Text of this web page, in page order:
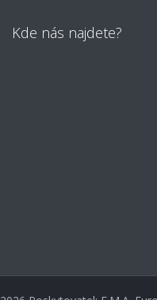
Kde nás najdete?